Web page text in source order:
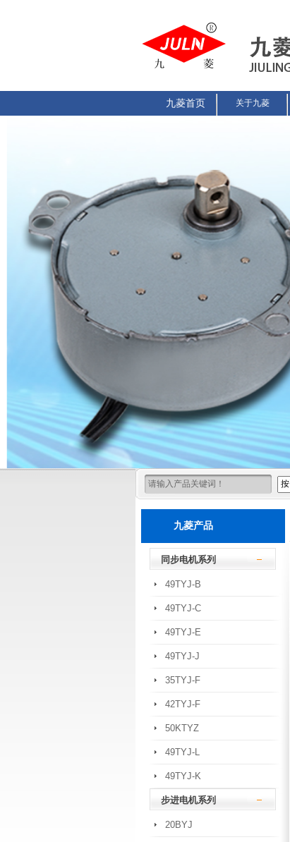
九菱首页 关于九菱
九菱产品
同步电机系列
49TYJ-B
49TYJ-C
49TYJ-E
49TYJ-J
35TYJ-F
42TYJ-F
50KTYZ
49TYJ-L
49TYJ-K
步进电机系列
20BYJ